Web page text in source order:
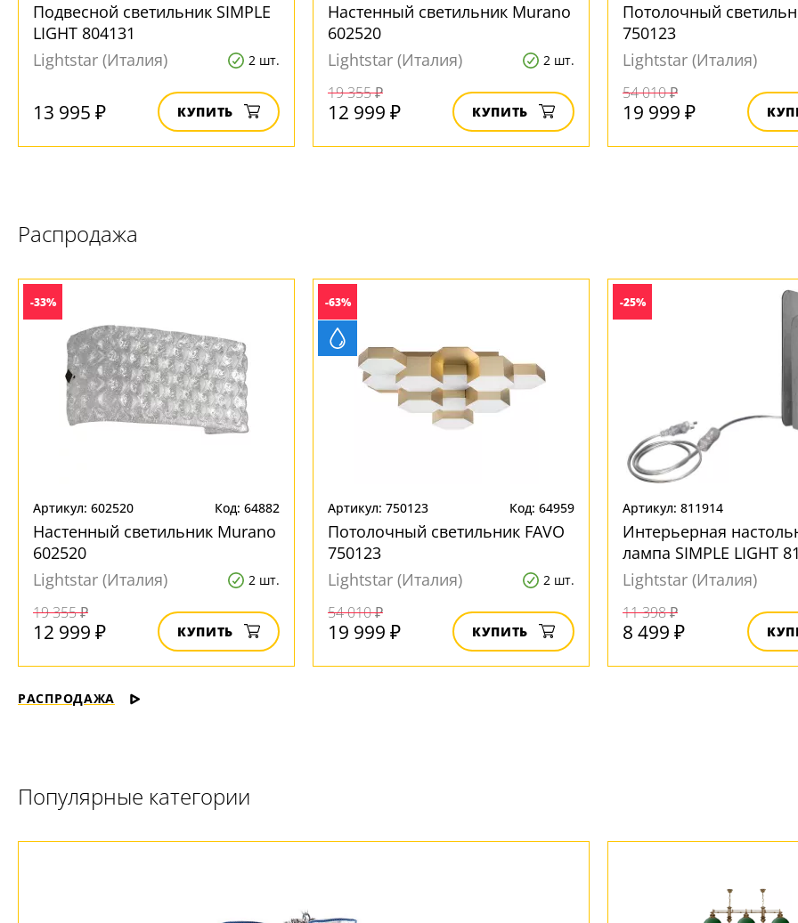
+7 (495) 255-03-21- бесплатная доставка
Подвесной светильник SIMPLE
LIGHT 804131
Lightstar (Италия)
2 шт.
13 995 ₽ КУПИТЬ
Настенный светильник Murano
602520
Lightstar (Италия)
2 шт.
19 355 ₽
12 999 ₽ КУПИТЬ
Потолочный
750123
Lightstar (Италия)
54 010 ₽
19 999 ₽
Распродажа
-33%
Артикул: 602520 Код: 64882
Настенный светильник Murano
602520
Lightstar (Италия)
2 шт.
19 355 ₽
12 999 ₽ КУПИТЬ
-63%
Артикул: 750123 Код: 64959
Потолочный светильник FAVO
750123
Lightstar (Италия)
2 шт.
54 010 ₽
19 999 ₽ КУПИТЬ
-25%
Артикул: 811914
Интерьерная
лампа SIMPLE LIGHT
Lightstar (Италия)
11 398 ₽
8 499 ₽
РАСПРОДАЖА
Популярные категории